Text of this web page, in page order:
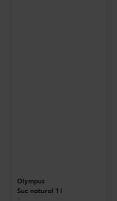
Olympus
Suc natural 1 l